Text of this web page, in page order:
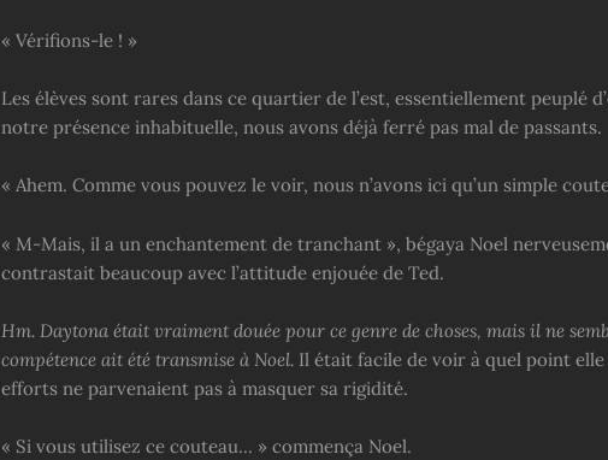
« Vérifions-le ! »
Les élèves sont rares dans ce quartier de l’est, essentiellement peuplé
notre présence inhabituelle, nous avons déjà ferré pas mal de passants.
« Ahem. Comme vous pouvez le voir, nous n’avons ici qu’un simple
« M-Mais, il a un enchantement de tranchant », bégaya Noel
contrastait beaucoup avec l’attitude enjouée de Ted.
Hm. Daytona était vraiment douée pour ce genre de choses, mais il ne
compétence ait été transmise à Noel. Il était facile de voir à quel point elle
efforts ne parvenaient pas à masquer sa rigidité.
« Si vous utilisez ce couteau… » commença Noel.